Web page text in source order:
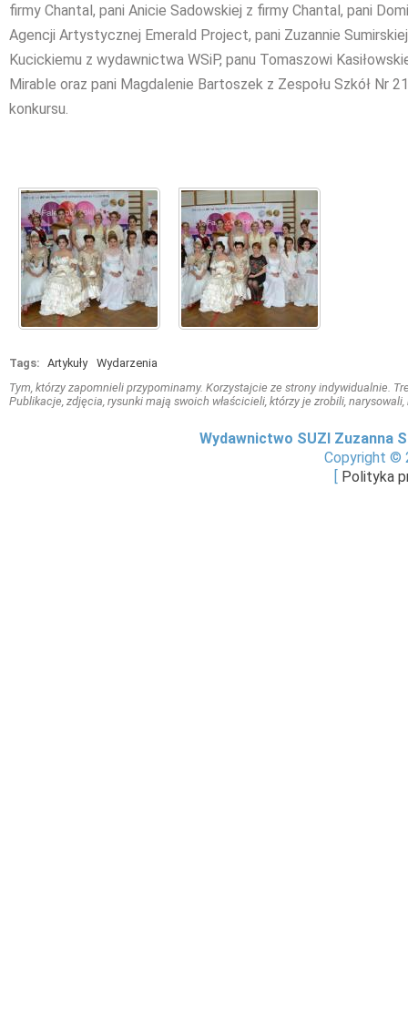
firmy Chantal, pani Anicie Sadowskiej z firmy Chantal, pani
Agencji Artystycznej Emerald Project, pani Zuzannie
Kucickiemu z wydawnictwa WSiP, panu Tomaszowi
Mirable oraz pani Magdalenie Bartoszek z Zespołu Szkół Nr
konkursu.
Tags: Artykuły
Wydarzenia
Tym, którzy zapomnieli przypominamy. Korzystajcie ze strony indywidualnie.
Publikacje, zdjęcia, rysunki mają swoich właścicieli, którzy je zrobili,
Wydawnictwo SUZI Zuzanna
Copyright ©
[ Polityka